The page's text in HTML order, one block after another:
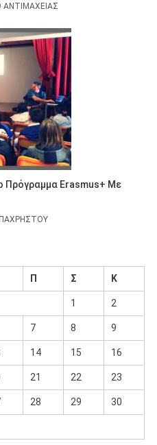
ΑΝΤΙΜΑΧΕΙΑΣ
Πρόγραμμα Erasmus+ Με
Π Σ Κ
1 2
7 8 9
14 15 16
21 22 23
28 29 30